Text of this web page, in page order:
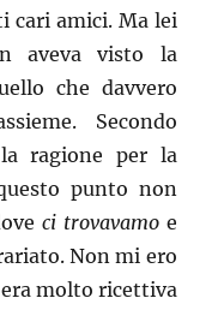
cari amici. Ma lei
aveva visto la
che davvero
Secondo
ragione per la
punto non
ci trovavamoe
Non mi ero
molto ricettiva